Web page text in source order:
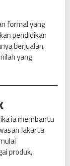
formal yang
pendidikan
berjualan.
yang
ia membantu
Jakarta.
produk,